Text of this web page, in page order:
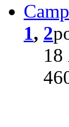
1, 2
18